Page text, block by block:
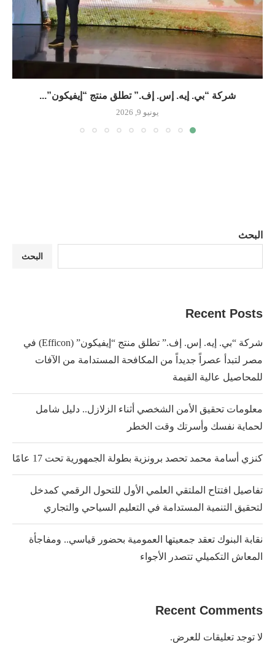
شركة “بي. إيه. إس. إف.” تطلق منتج “إيفيكون”...
يونيو 9, 2026
البحث
البحث
Recent Posts
شركة “بي. إيه. إس. إف.” تطلق منتج “إيفيكون” (Efficon) في
مصر لتبدأ عصراً جديداً من المكافحة المستدامة من الآفات
للمحاصيل عالية القيمة
معلومات تحقيق الأمن الشخصي أثناء الزلازل.. دليل شامل
لحماية نفسك وأسرتك وقت الخطر
كنزي أسامة محمد تحصد برونزية بطولة الجمهورية تحت 17 عامًا
تفاصيل افتتاح الملتقي العلمي الأول للتحول الرقمي كمدخل
لتحقيق التنمية المستدامة في التعليم السياحي والتجاري
نقابة البنوك تعقد جمعيتها العمومية بحضور قياسي.. ومفاجأة
المعاش التكميلي تتصدر الأجواء
Recent Comments
لا توجد تعليقات للعرض.